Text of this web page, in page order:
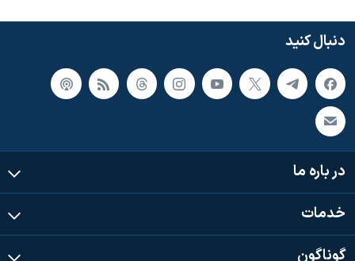
دنبال کنید
در باره ما
خدمات
گوناگون